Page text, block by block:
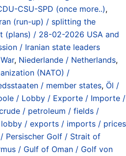
CSU-SPD (once more..),
(run-up) / splitting the
(plans) / 28-02-2026 USA and
/ Iranian state leaders
, Niederlande / Netherlands,
(NATO) /
/ member states, Öl /
/ Lobby / Exporte / Importe /
/ petroleum / fields /
/ exports / imports / prices
Persischer Golf / Strait of
/ Gulf of Oman / Golf von